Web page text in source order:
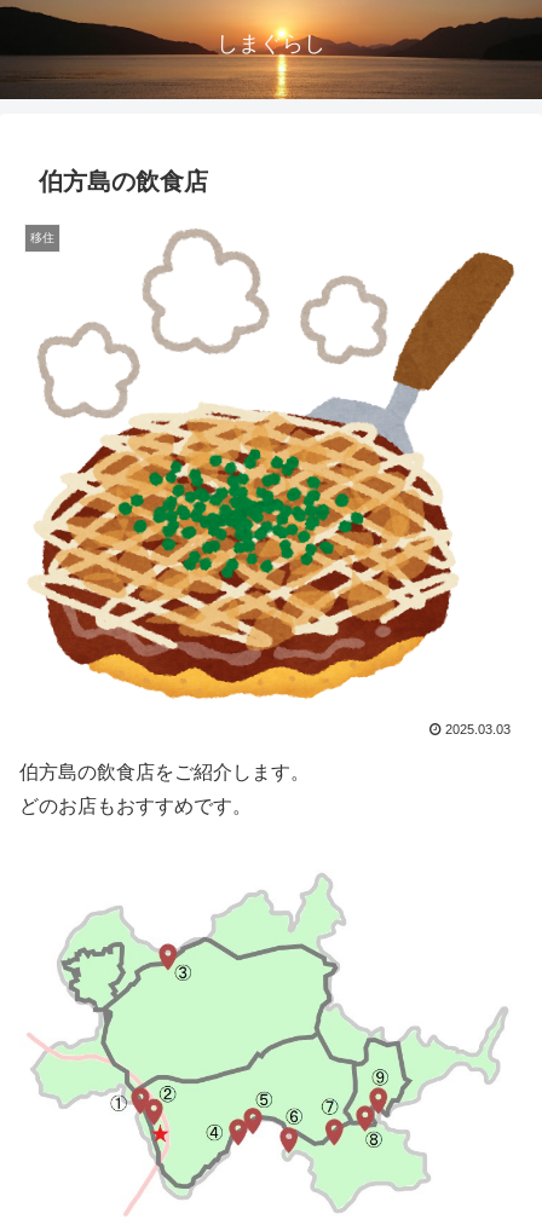
しまぐらし
伯方島の飲食店
移住
2025.03.03
伯方島の飲食店をご紹介します。
どのお店もおすすめです。